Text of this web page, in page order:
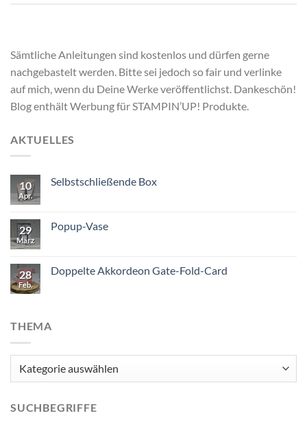
Sämtliche Anleitungen sind kostenlos und dürfen gerne
nachgebastelt werden. Bitte sei jedoch so fair und verlinke
auf mich, wenn du Deine Werke veröffentlichst. Dankeschön!
Blog enthält Werbung für STAMPIN’UP! Produkte.
AKTUELLES
10
Apr.
Selbstschließende Box
29
März
Popup-Vase
28
Feb.
Doppelte Akkordeon Gate-Fold-Card
THEMA
SUCHBEGRIFFE